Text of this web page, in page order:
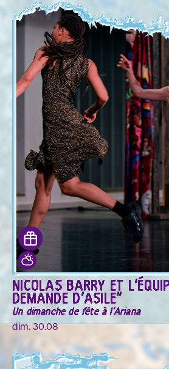
NICOLAS BARRY ET
DEMANDE D'ASILE"
Un dimanche de fête à l'Ariana
dim. 30.08